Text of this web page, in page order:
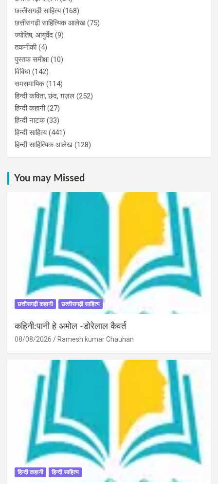
छत्‍तीसगढ़ी साहित्‍य(168)
छत्तीसगढ़ी साहित्यिक आलेख (75)
ज्योतिष, आयुर्वेद (9)
तकनीकी(4)
पुस्‍तक समीक्षा(10)
विविधा(142)
समसमायिक(114)
हिन्दी कविता, छंद, ग़ज़ल (252)
हिन्दी कहानी(27)
हिन्‍दी नाटक(33)
हिन्दी साहित्य(441)
हिन्दी साहित्यिक आलेख (128)
You may Missed
छत्तीसगढ़ी कहानी छत्‍तीसगढ़ी साहित्‍य
कहिनी:पानी हे अमोल -डोरेलाल कैवर्त
08/08/2026 Ramesh kumar Chauhan
हिन्दी कहानी हिन्दी साहित्य